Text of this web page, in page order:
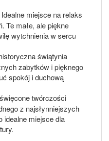
Idealne miejsce na relaks
Te małe, ale piękne
wytchnienia w sercu
świątynia
zabytków i pięknego
spokój i duchową
twórczości
z najsłynniejszych
idealne miejsce dla